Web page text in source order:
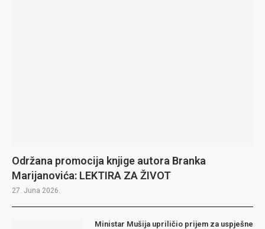
Održana promocija knjige autora Branka
Marijanovića: LEKTIRA ZA ŽIVOT
27. Juna 2026.
Ministar Mušija upriličio prijem za uspješne